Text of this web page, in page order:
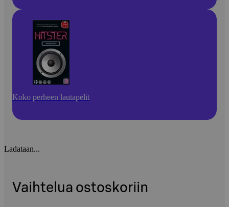
Koko perheen lautapelit
Ladataan...
Vaihtelua ostoskoriin